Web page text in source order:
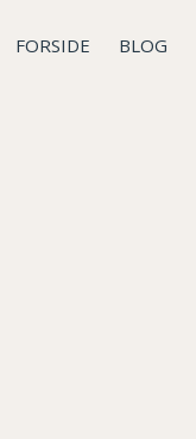
FORSIDE BLOG